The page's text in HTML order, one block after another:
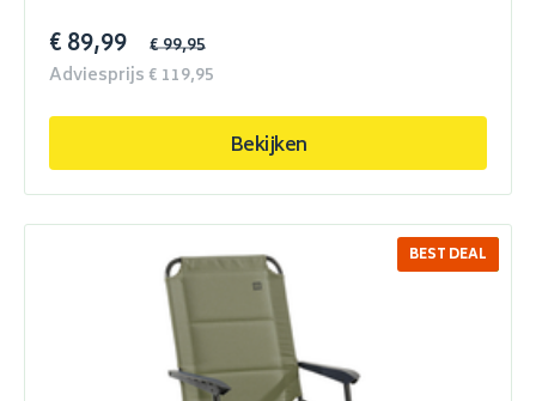
€ 89,99
€ 99,95
Adviesprijs € 119,95
Bekijken
SALE
BEST DEAL